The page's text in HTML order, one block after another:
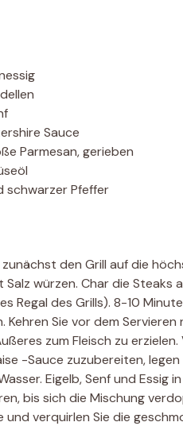
Sauce
Parmesan, gerieben
schwarzer Pfeffer
zunächst den Grill auf die
würzen. Char die Steaks
Regal des Grills). 8-10
Kehren Sie vor dem
zum Fleisch zu
-Sauce zuzubereiten,
Eigelb, Senf und Essig
bis sich die Mischung
und verquirlen Sie die